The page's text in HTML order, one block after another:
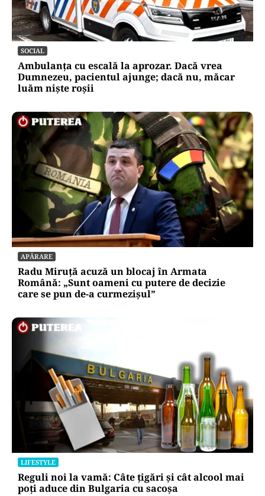
SOCIAL
Ambulanța cu escală la aprozar. Dacă vrea
Dumnezeu, pacientul ajunge; dacă nu, măcar
luăm niște roșii
APĂRARE
Radu Miruță acuză un blocaj în Armata
Română: „Sunt oameni cu putere de decizie
care se pun de-a curmezișul”
LIFESTYLE
Reguli noi la vamă: Câte țigări și cât alcool mai
poți aduce din Bulgaria cu sacoșa